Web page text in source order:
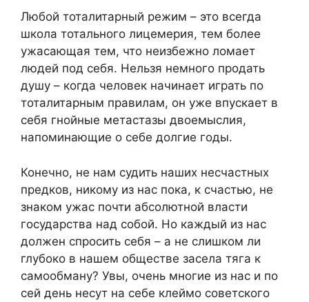
Любой тоталитарный режим – это всегда
школа тотального лицемерия, тем более
ужасающая тем, что неизбежно ломает
людей под себя. Нельзя немного продать
душу – когда человек начинает играть по
тоталитарным правилам, он уже впускает в
себя гнойные метастазы двоемыслия,
напоминающие о себе долгие годы.
Конечно, не нам судить наших несчастных
предков, никому из нас пока, к счастью, не
знаком ужас почти абсолютной власти
государства над собой. Но каждый из нас
должен спросить себя – а не слишком ли
глубоко в нашем обществе засела тяга к
самообману? Увы, очень многие из нас и по
сей день несут на себе клеймо советского